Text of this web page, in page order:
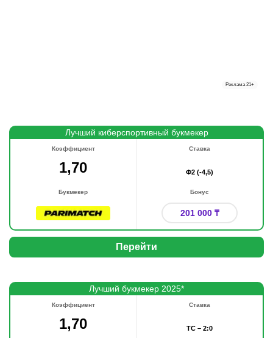
Реклама 21+
Лучший киберспортивный букмекер
Коэффициент
1,70
Ставка
Ф2 (-4,5)
Букмекер Бонус
201 000 ₸
Перейти
Лучший букмекер 2025*
Коэффициент
1,70
Ставка
ТС – 2:0